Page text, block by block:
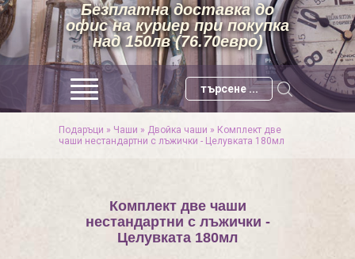
Безплатна доставка до
офис на куриер при покупка
над 150лв (76.70евро)
Подаръци » Чаши » Двойкa чаши » Комплект две
чаши нестандартни с лъжички - Целувката 180мл
Комплект две чаши
нестандартни с лъжички -
Целувката 180мл